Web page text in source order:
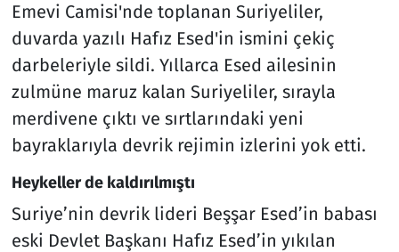
Emevi Camisi'nde toplanan Suriyeliler,
duvarda yazılı Hafız Esed'in ismini çekiç
darbeleriyle sildi. Yıllarca Esed ailesinin
zulmüne maruz kalan Suriyeliler, sırayla
merdivene çıktı ve sırtlarındaki yeni
bayraklarıyla devrik rejimin izlerini yok etti.
Heykeller de kaldırılmıştı
Suriye’nin devrik lideri Beşşar Esed’in babası
eski Devlet Başkanı Hafız Esed’in yıkılan